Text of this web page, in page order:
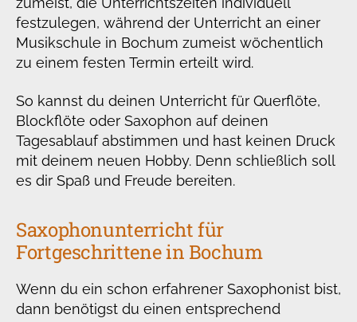
festzulegen, während der Unterricht an einer
Musikschule in Bochum zumeist wöchentlich
zu einem festen Termin erteilt wird.
So kannst du deinen Unterricht für Querflöte,
Blockflöte oder Saxophon auf deinen
Tagesablauf abstimmen und hast keinen Druck
mit deinem neuen Hobby. Denn schließlich soll
es dir Spaß und Freude bereiten.
Saxophonunterricht für
Fortgeschrittene in Bochum
Wenn du ein schon erfahrener Saxophonist bist,
dann benötigst du einen entsprechend